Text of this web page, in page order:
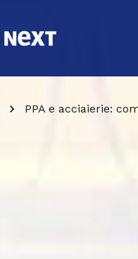
PPA e acciaierie: